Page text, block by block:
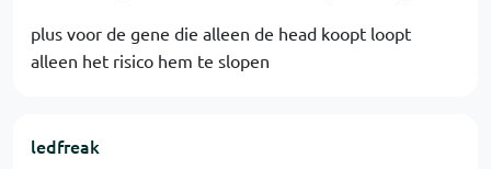
plus voor de gene die alleen de head koopt loopt
alleen het risico hem te slopen
ledfreak